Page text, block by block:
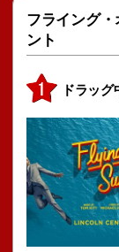
フライング
ント
ドラッ